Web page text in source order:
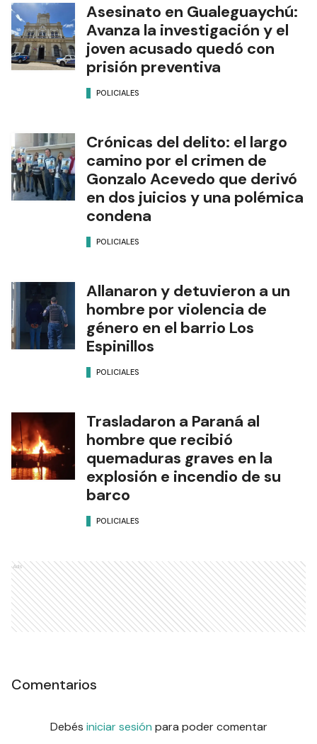
Asesinato en Gualeguaychú:
Avanza la investigación y el
joven acusado quedó con
prisión preventiva
POLICIALES
Crónicas del delito: el largo
camino por el crimen de
Gonzalo Acevedo que derivó
en dos juicios y una polémica
condena
POLICIALES
Allanaron y detuvieron a un
hombre por violencia de
género en el barrio Los
Espinillos
POLICIALES
Trasladaron a Paraná al
hombre que recibió
quemaduras graves en la
explosión e incendio de su
barco
POLICIALES
Ads
Comentarios
Debés iniciar sesión para poder comentar